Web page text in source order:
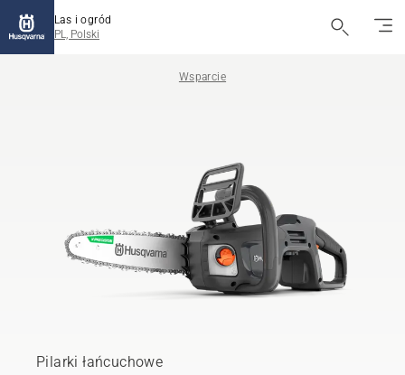
Las i ogród
PL, Polski
Wsparcie
Pilarki łańcuchowe